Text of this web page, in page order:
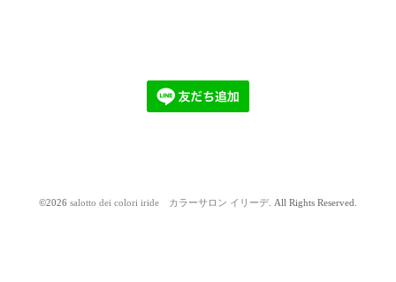
©2026 salotto dei colori iride カラーサロン イリーデ. All Rights Reserved.